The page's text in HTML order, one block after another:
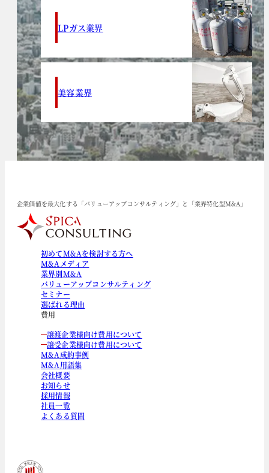
LPガス業界
美容業界
企業価値を最大化する「バリューアップコンサルティング」と「業界特化型M&A」
初めてM&Aを検討する方へ
M&Aメディア
業界別M&A
バリューアップコンサルティング
セミナー
選ばれる理由
費用
譲渡企業様向け費用について
譲受企業様向け費用について
M&A成約事例
M&A用語集
会社概要
お知らせ
採用情報
社員一覧
よくある質問